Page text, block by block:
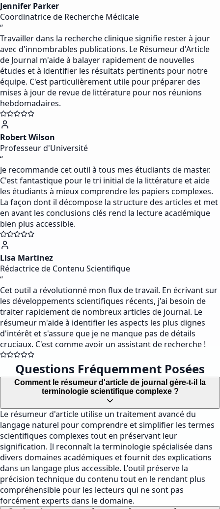
Jennifer Parker
Coordinatrice de Recherche Médicale
“
Travailler dans la recherche clinique signifie rester à jour
avec d'innombrables publications. Le Résumeur d'Article
de Journal m'aide à balayer rapidement de nouvelles
études et à identifier les résultats pertinents pour notre
équipe. C'est particulièrement utile pour préparer des
mises à jour de revue de littérature pour nos réunions
hebdomadaires.
Robert Wilson
Professeur d'Université
“
Je recommande cet outil à tous mes étudiants de master.
C'est fantastique pour le tri initial de la littérature et aide
les étudiants à mieux comprendre les papiers complexes.
La façon dont il décompose la structure des articles et met
en avant les conclusions clés rend la lecture académique
bien plus accessible.
Lisa Martinez
Rédactrice de Contenu Scientifique
“
Cet outil a révolutionné mon flux de travail. En écrivant sur
les développements scientifiques récents, j'ai besoin de
traiter rapidement de nombreux articles de journal. Le
résumeur m'aide à identifier les aspects les plus dignes
d'intérêt et s'assure que je ne manque pas de détails
cruciaux. C'est comme avoir un assistant de recherche !
Questions Fréquemment Posées
Comment le résumeur d'article de journal gère-t-il la
terminologie scientifique complexe ?
Le résumeur d'article utilise un traitement avancé du
langage naturel pour comprendre et simplifier les termes
scientifiques complexes tout en préservant leur
signification. Il reconnaît la terminologie spécialisée dans
divers domaines académiques et fournit des explications
dans un langage plus accessible. L'outil préserve la
précision technique du contenu tout en le rendant plus
compréhensible pour les lecteurs qui ne sont pas
forcément experts dans le domaine.